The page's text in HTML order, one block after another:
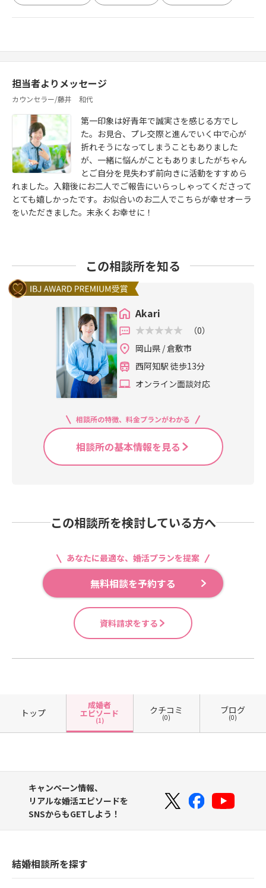
担当者よりメッセージ
カウンセラー/藤井 和代
第一印象は好青年で誠実さを感じる方でし
た。お見合、プレ交際と進んでいく中で心が
折れそうになってしまうこともありました
が、一緒に悩んがこともありましたがちゃん
とご自分を見失わず前向きに活動をすすめら
れました。入籍後にお二人でご報告にいらっしゃってくださって
とても嬉しかったです。お似合いのお二人でこちらが幸せオーラ
をいただきました。末永くお幸せに！
この相談所を知る
Akari
（0）
岡山県 / 倉敷市
西阿知駅 徒歩13分
オンライン面談対応
相談所の特徴、料金プランがわかる
相談所の基本情報を見る
この相談所を検討している方へ
あなたに最適な、婚活プランを提案
無料相談を予約する
資料請求をする
トップ
成婚者
エピソード
(1)
クチコミ
(0)
ブログ
(0)
キャンペーン情報、
リアルな婚活エピソードを
SNSからもGETしよう！
結婚相談所を探す